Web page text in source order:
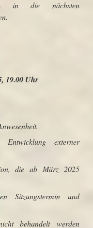
in die nächsten
19.00 Uhr
externer
die ab März 2025
Sitzungstermin und
behandelt werden